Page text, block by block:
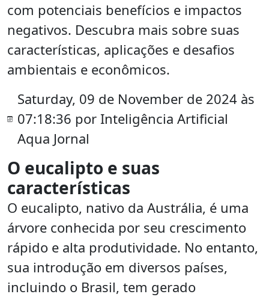
com potenciais benefícios e impactos
negativos. Descubra mais sobre suas
características, aplicações e desafios
ambientais e econômicos.
Saturday, 09 de November de 2024 às
07:18:36 por Inteligência Artificial
Aqua Jornal
O eucalipto e suas
características
O eucalipto, nativo da Austrália, é uma
árvore conhecida por seu crescimento
rápido e alta produtividade. No entanto,
sua introdução em diversos países,
incluindo o Brasil, tem gerado